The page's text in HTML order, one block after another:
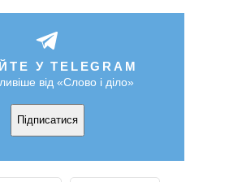
У TELEGRAM
від «Слово і діло»
Підписатися